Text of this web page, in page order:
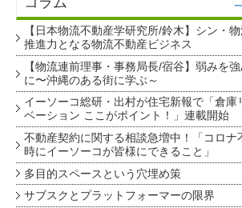
【日本物流不動産学研究所/鈴木】シン・
推進力となる物流不動産ビジネス
【物流連前理事・事務局長/宿谷】弱みを強
に〜沖縄のある街に学ぶ～
イーソーコ総研・出村が住宅新報で「倉庫
ベーション ここがポイント！」連載開始
不動産契約に関する相談急増中！「コロナ
時にイーソーコが皆様にできること」
多目的スペースという穴埋め策
サブスクとプラットフォーマーの限界